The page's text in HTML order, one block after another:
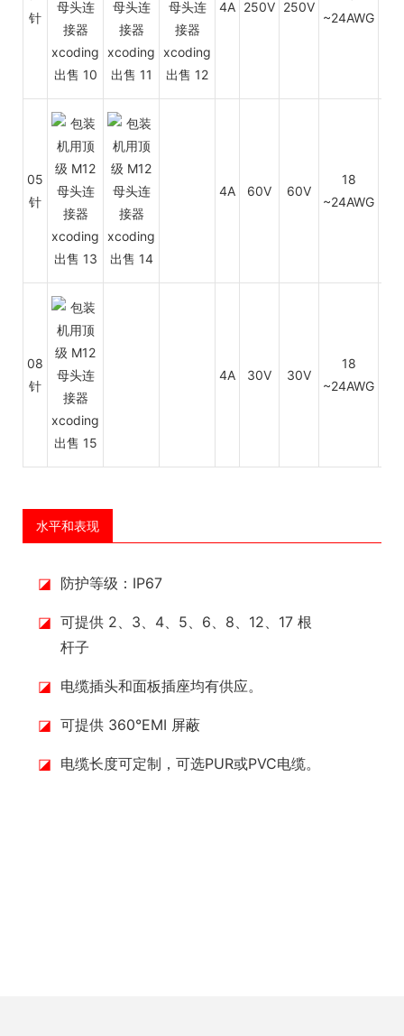
针
4A 250V 250V
~24AWG
05
针
4A 60V 60V
18
~24AWG
08
针
4A 30V 30V
18
~24AWG
水平和表现
◪ 防护等级：IP67
◪ 可提供 2、3、4、5、6、8、12、17 根
杆子
◪ 电缆插头和面板插座均有供应。
◪ 可提供 360°EMI 屏蔽
◪ 电缆长度可定制，可选PUR或PVC电缆。